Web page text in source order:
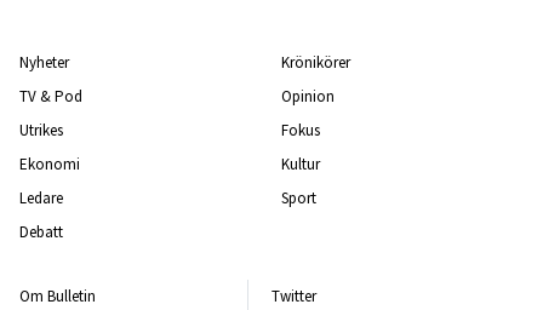
Nyheter
TV & Pod
Utrikes
Ekonomi
Ledare
Debatt
Krönikörer
Opinion
Fokus
Kultur
Sport
Om Bulletin
Twitter